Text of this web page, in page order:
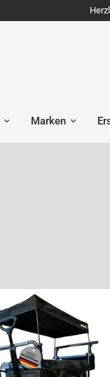
Marken